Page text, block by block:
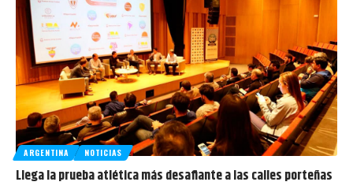
ARGENTINA NOTICIAS
Llega la prueba atlética más desafiante a las calles porteñas